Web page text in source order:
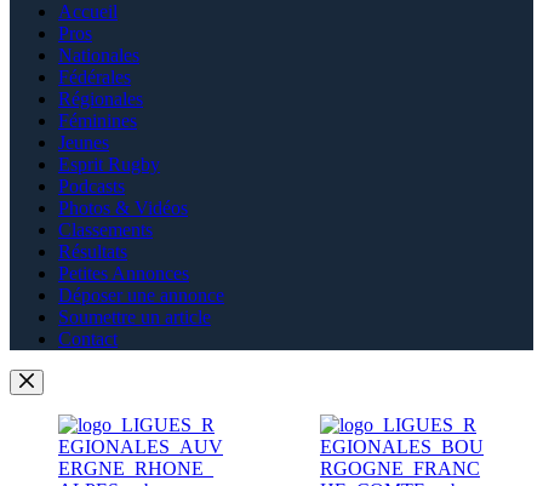
Accueil
Pros
Nationales
Fédérales
Régionales
Féminines
Jeunes
Esprit Rugby
Podcasts
Photos & Vidéos
Classements
Résultats
Petites Annonces
Déposer une annonce
Soumettre un article
Contact